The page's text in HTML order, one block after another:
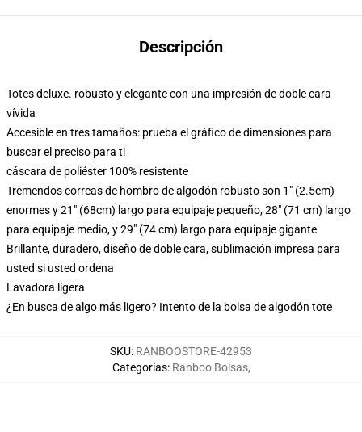
Descripción
Totes deluxe. robusto y elegante con una impresión de doble cara
vívida
Accesible en tres tamaños: prueba el gráfico de dimensiones para
buscar el preciso para ti
cáscara de poliéster 100% resistente
Tremendos correas de hombro de algodón robusto son 1" (2.5cm)
enormes y 21" (68cm) largo para equipaje pequeño, 28" (71 cm) largo
para equipaje medio, y 29" (74 cm) largo para equipaje gigante
Brillante, duradero, diseño de doble cara, sublimación impresa para
usted si usted ordena
Lavadora ligera
¿En busca de algo más ligero? Intento de la bolsa de algodón tote
SKU: RANBOOSTORE-42953
Categorías: Ranboo Bolsas,